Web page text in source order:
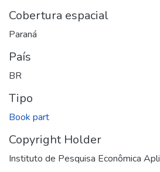
Cobertura espacial
Paraná
País
BR
Tipo
Book part
Copyright Holder
Instituto de Pesquisa Econômica